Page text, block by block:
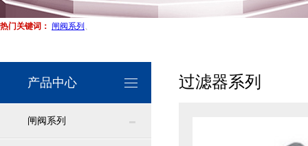
热门关键词： 闸阀系列 、
产品中心
闸阀系列
过滤器系列